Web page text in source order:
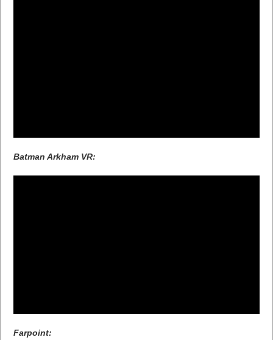
Batman Arkham VR:
Farpoint: